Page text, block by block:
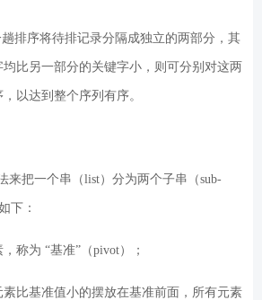
排序将待排记录分隔成独立的两部分，其
比另一部分的关键字小，则可分别对这两
以达到整个序列有序。
来把一个串（list）分为两个子串（sub-
下：
称为 “基准”（pivot）；
比基准值小的摆放在基准前面，所有元素